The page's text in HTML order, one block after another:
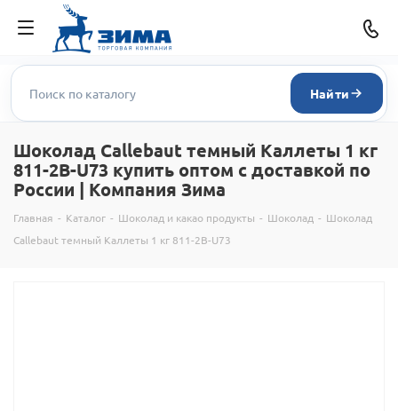
Найти
Шоколад Callebaut темный Каллеты 1 кг
811-2B-U73 купить оптом с доставкой по
России | Компания Зима
Главная - Каталог - Шоколад и какао продукты - Шоколад - Шоколад
Callebaut темный Каллеты 1 кг 811-2B-U73